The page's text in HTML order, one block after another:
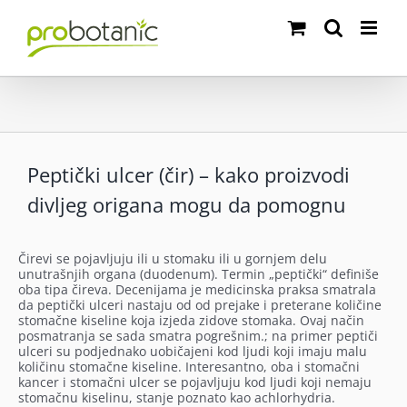
content
Peptički ulcer (čir) – kako proizvodi
divljeg origana mogu da pomognu
Čirevi se pojavljuju ili u stomaku ili u gornjem delu
unutrašnjih organa (duodenum). Termin „peptički“ definiše
oba tipa čireva. Decenijama je medicinska praksa smatrala
da peptički ulceri nastaju od od prejake i preterane količine
stomačne kiseline koja izjeda zidove stomaka. Ovaj način
posmatranja se sada smatra pogrešnim.; na primer peptiči
ulceri su podjednako uobičajeni kod ljudi koji imaju malu
količinu stomačne kiseline. Interesantno, oba i stomačni
kancer i stomačni ulcer se pojavljuju kod ljudi koji nemaju
stomačnu kiselinu, stanje poznato kao achlorhydria.